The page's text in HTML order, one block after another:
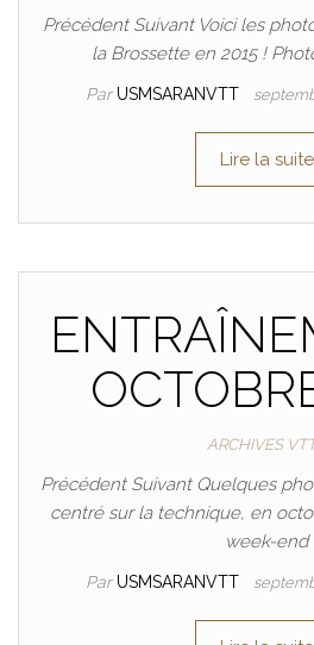
Précédent Suivant Voici les
la Brossette en 2015 !
Par USMSARANVTT
Lire la suite
ARCHIVES
Précédent Suivant Quelques
centré sur la technique, en
week-end
Par USMSARANVTT